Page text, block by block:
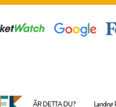
ÄR DETTA DU? Landing